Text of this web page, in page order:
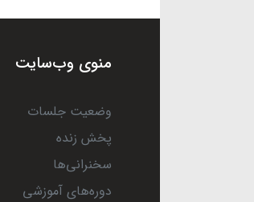
منوی وب‌سایت
وضعیت جلسات
پخش زنده
سخنرانی‌ها
دوره‌های آموزشی